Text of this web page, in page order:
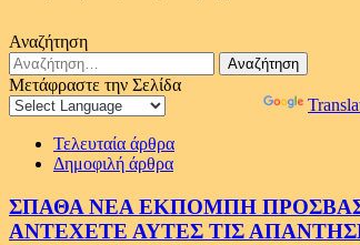
Αναζήτηση
Αναζήτηση
για:
Μετάφραστε την Σελίδα
Τελευταία άρθρα
Δημοφιλή άρθρα
ΣΠΑΘΑ ΝΕΑ ΕΚΠΟΜΠΗ
ΑΝΤΕΧΕΤΕ ΑΥΤΕΣ ΤΙΣ